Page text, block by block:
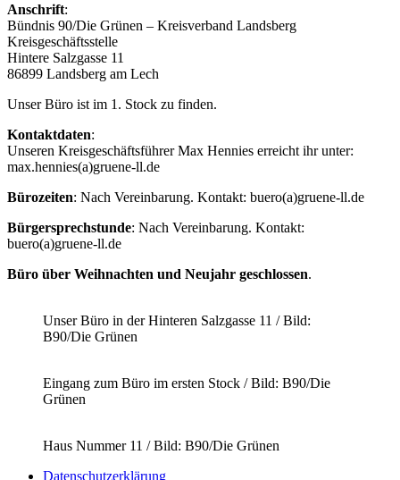
Anschrift:
Bündnis 90/Die Grünen – Kreisverband Landsberg
Kreisgeschäftsstelle
Hintere Salzgasse 11
86899 Landsberg am Lech
Unser Büro ist im 1. Stock zu finden.
Kontaktdaten:
Unseren Kreisgeschäftsführer Max Hennies erreicht ihr unter:
max.hennies(a)gruene-ll.de
Bürozeiten: Nach Vereinbarung. Kontakt: buero(a)gruene-ll.de
Bürgersprechstunde: Nach Vereinbarung. Kontakt:
buero(a)gruene-ll.de
Büro über Weihnachten und Neujahr geschlossen.
Unser Büro in der Hinteren Salzgasse 11 / Bild:
B90/Die Grünen
Eingang zum Büro im ersten Stock / Bild: B90/Die
Grünen
Haus Nummer 11 / Bild: B90/Die Grünen
Datenschutzerklärung